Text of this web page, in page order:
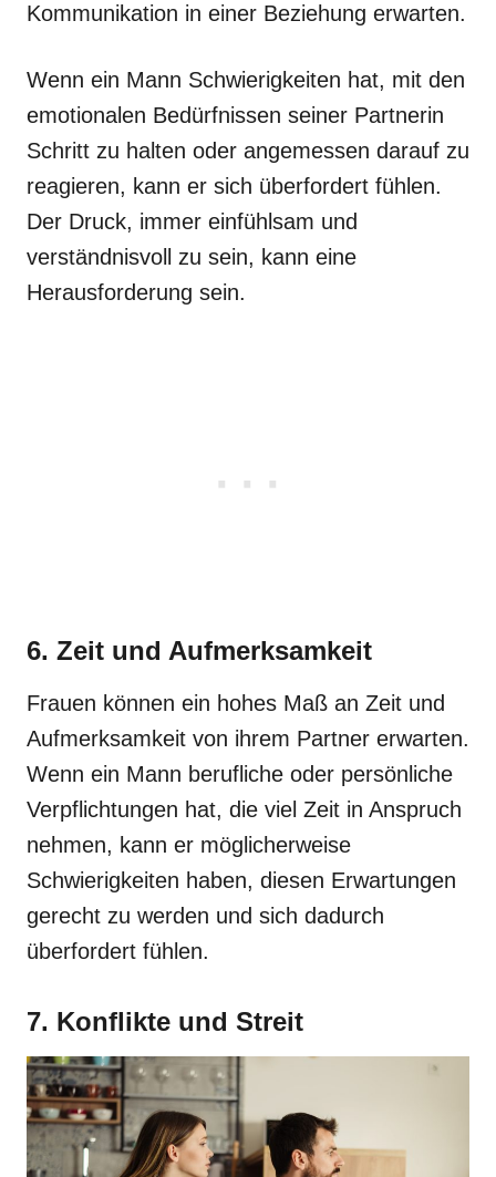
Kommunikation in einer Beziehung erwarten.
Wenn ein Mann Schwierigkeiten hat, mit den
emotionalen Bedürfnissen seiner Partnerin
Schritt zu halten oder angemessen darauf zu
reagieren, kann er sich überfordert fühlen.
Der Druck, immer einfühlsam und
verständnisvoll zu sein, kann eine
Herausforderung sein.
6. Zeit und Aufmerksamkeit
Frauen können ein hohes Maß an Zeit und
Aufmerksamkeit von ihrem Partner erwarten.
Wenn ein Mann berufliche oder persönliche
Verpflichtungen hat, die viel Zeit in Anspruch
nehmen, kann er möglicherweise
Schwierigkeiten haben, diesen Erwartungen
gerecht zu werden und sich dadurch
überfordert fühlen.
7. Konflikte und Streit